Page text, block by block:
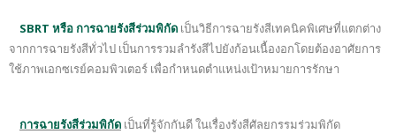
SBRT หรือ การฉายรังสีร่วมพิกัด เป็นวิธีการฉายรังสีเทคนิคพิเศษที่แตกต่าง
จากการฉายรังสีทั่วไป เป็นการรวมลำรังสีไปยังก้อนเนื้องอกโดยต้องอาศัยการ
ใช้ภาพเอกซเรย์คอมพิวเตอร์ เพื่อกำหนดตำแหน่งเป้าหมายการรักษา
การฉายรังสีร่วมพิกัด เป็นที่รู้จักกันดี ในเรื่องรังสีศัลยกรรมร่วมพิกัด